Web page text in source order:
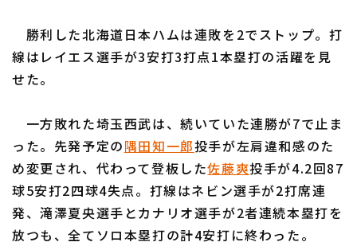
勝利した北海道日本ハムは連敗を2でストップ。打
線はレイエス選手が3安打3打点1本塁打の活躍を見
せた。
一方敗れた埼玉西武は、続いていた連勝が7で止ま
った。先発予定の隅田知一郎投手が左肩違和感のた
め変更され、代わって登板した佐藤爽投手が4.2回87
球5安打2四球4失点。打線はネビン選手が2打席連
発、滝澤夏央選手とカナリオ選手が2者連続本塁打を
放つも、全てソロ本塁打の計4安打に終わった。